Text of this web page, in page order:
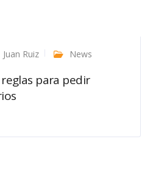
Juan Ruiz News
reglas para pedir